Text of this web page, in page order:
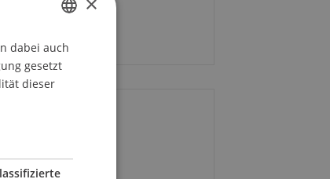
25. April 2024
GERMAN
ENGLISH
dabei auch
gesetzt
dieser